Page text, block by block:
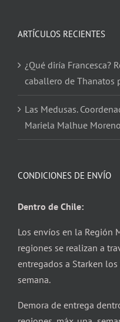
ARTÍCULOS RECIENTES
¿Qué diría Francesca?
caballero de Thanatos
Las Medusas.
Mariela Malhue Moreno
CONDICIONES DE ENVÍO
Dentro de Chile:
Los envíos en la Región
regiones se realizan a
entregados a Starken
semana.
Demora de entrega